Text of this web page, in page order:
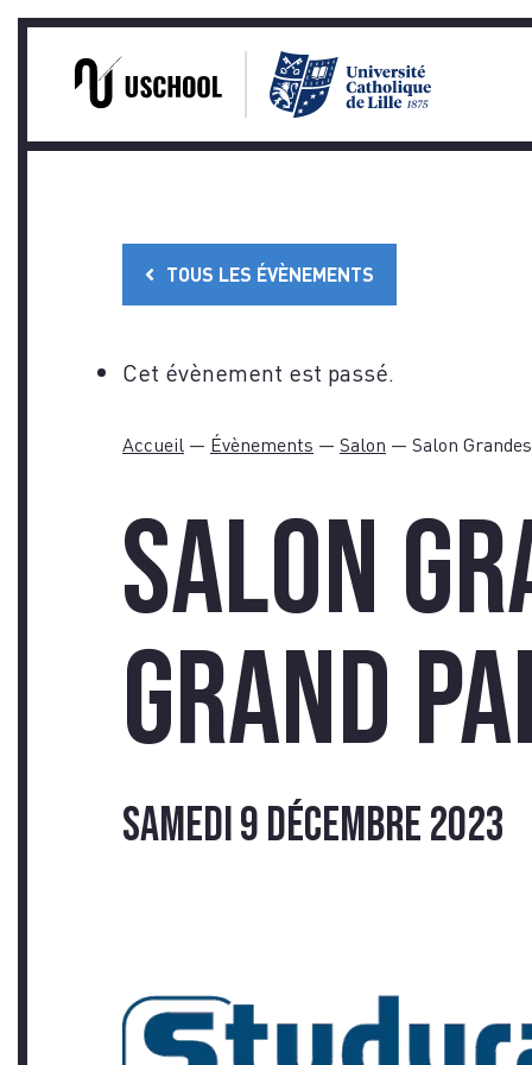
TOUS LES ÉVÈNEMENTS
Cet évènement est passé.
Accueil — Évènements — Salon — Salon
Salon
Grand
samedi 9 décembre 2023